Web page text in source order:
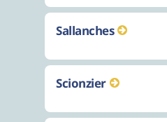
Sallanches
Scionzier